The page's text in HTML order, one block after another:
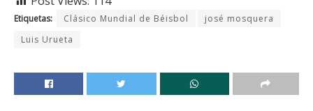
Etiquetas: Clásico Mundial de Béisbol
josé mosquera
Luis Urueta